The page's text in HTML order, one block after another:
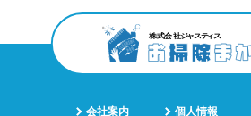
会社案内 個人情報